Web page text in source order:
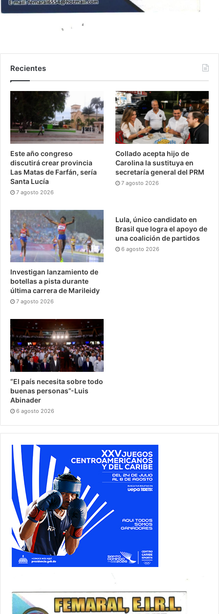
Recientes
Este año congreso
discutirá crear provincia
Las Matas de Farfán, sería
Santa Lucía
7 agosto 2026
Collado acepta hijo de
Carolina la sustituya en
secretaría general del PRM
7 agosto 2026
Investigan lanzamiento de
botellas a pista durante
última carrera de Marileidy
7 agosto 2026
Lula, único candidato en
Brasil que logra el apoyo de
una coalición de partidos
6 agosto 2026
“El país necesita sobre todo
buenas personas”-Luis
Abinader
6 agosto 2026